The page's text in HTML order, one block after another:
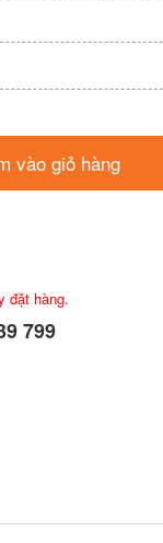
vào giỏ hàng
đặt hàng.
799